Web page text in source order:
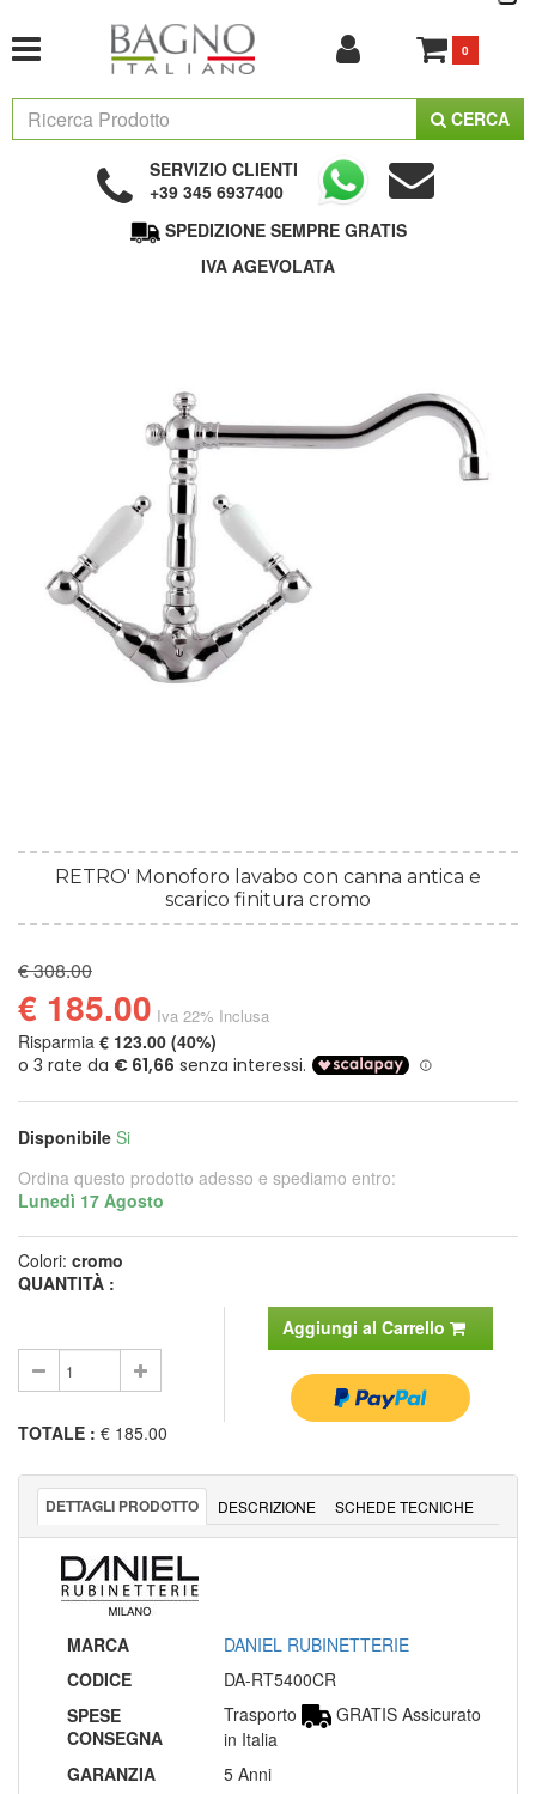
0
CERCA
SERVIZIO CLIENTI
+39 345 6937400
SPEDIZIONE SEMPRE GRATIS
IVA AGEVOLATA
RETRO' Monoforo lavabo con canna antica e
scarico finitura cromo
€ 308.00
€ 185.00 Iva 22% Inclusa
Risparmia € 123.00 (40%)
Disponibile Si
Ordina questo prodotto adesso e spediamo entro:
Lunedì 17 Agosto
Colori: cromo
QUANTITÀ :
Aggiungi al Carrello
TOTALE : € 185.00
DETTAGLI PRODOTTO DESCRIZIONE SCHEDE TECNICHE
MARCA
DANIEL RUBINETTERIE
CODICE
DA-RT5400CR
SPESE
CONSEGNA
Trasporto
GRATIS Assicurato
in Italia
GARANZIA
5 Anni